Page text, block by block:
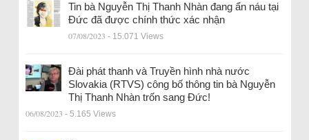
Tin bà Nguyễn Thị Thanh Nhàn đang ẩn náu tại
Đức đã được chính thức xác nhận
07/08/2023 - 15.071 Views
Đài phát thanh và Truyền hình nhà nước
Slovakia (RTVS) công bố thông tin bà Nguyễn
Thị Thanh Nhàn trốn sang Đức!
06/08/2023 - 5.165 Views